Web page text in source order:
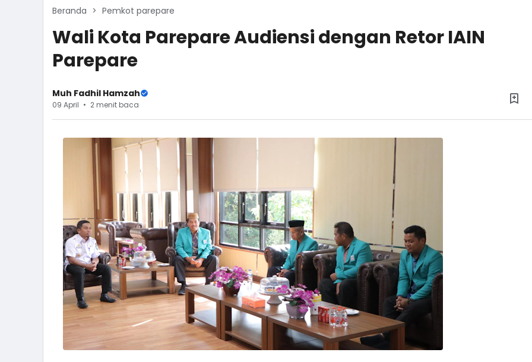
Beranda Pemkot parepare
Wali Kota Parepare Audiensi dengan Retor IAIN
Parepare
Muh Fadhil Hamzah
09 April 2 menit baca